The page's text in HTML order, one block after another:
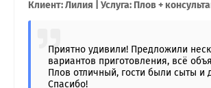
Клиент: Лилия | Услуга: Плов +
Приятно удивили! Предложили
вариантов приготовления, всё
Плов отличный, гости были сыты и
Спасибо!